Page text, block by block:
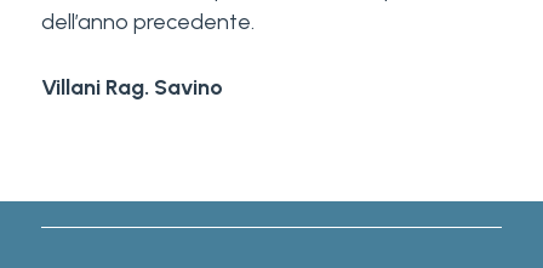
dell’anno precedente.
Villani Rag. Savino